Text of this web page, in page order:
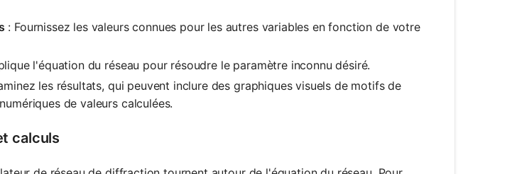
: Fournissez les valeurs connues pour les autres variables en fonction de votre
l'équation du réseau pour résoudre le paramètre inconnu désiré.
les résultats, qui peuvent inclure des graphiques visuels de motifs de
de valeurs calculées.
calculs